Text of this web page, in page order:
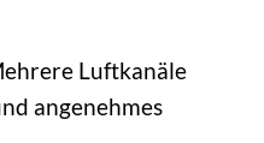
Luftkanäle
angenehmes